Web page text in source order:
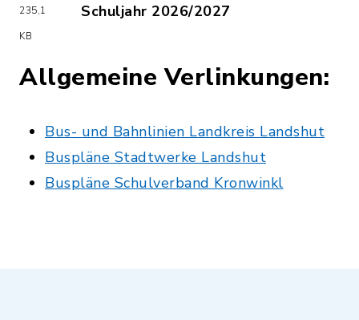
235,1
KB
Schuljahr 2026/2027
Allgemeine Verlinkungen:
Bus- und Bahnlinien Landkreis Landshut
Buspläne Stadtwerke Landshut
Buspläne Schulverband Kronwinkl